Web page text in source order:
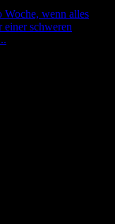
wenn alles
schweren